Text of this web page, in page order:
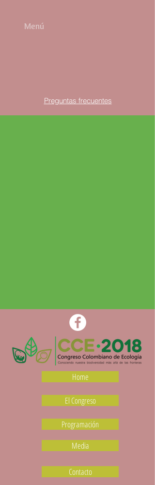
Menú
Preguntas frecuentes
Home
El Congreso
Programación
Media
Contacto